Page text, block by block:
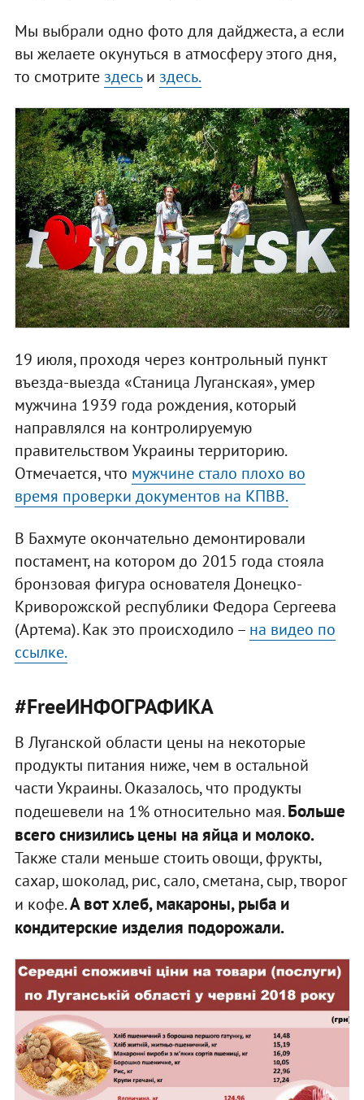
Мы выбрали одно фото для дайджеста, а если
вы желаете окунуться в атмосферу этого дня,
то смотрите здесьи здесь.
19 июля, проходя через контрольный пункт
въезда-выезда «Станица Луганская», умер
мужчина 1939 года рождения, который
направлялся на контролируемую
правительством Украины территорию.
Отмечается, что мужчине стало плохо во
время проверки документов на КПВВ.
В Бахмуте окончательно демонтировали
постамент, на котором до 2015 года стояла
бронзовая фигура основателя Донецко-
Криворожской республики Федора Сергеева
(Артема). Как это происходило – на видео по
ссылке.
#FreeИНФОГРАФИКА
В Луганской области цены на некоторые
продукты питания ниже, чем в остальной
части Украины. Оказалось, что продукты
подешевели на 1% относительно мая.Больше
всего снизились цены на яйца и молоко.
Также стали меньше стоить овощи, фрукты,
сахар, шоколад, рис, сало, сметана, сыр, творог
и кофе.А вот хлеб, макароны, рыба и
кондитерские изделия подорожали.